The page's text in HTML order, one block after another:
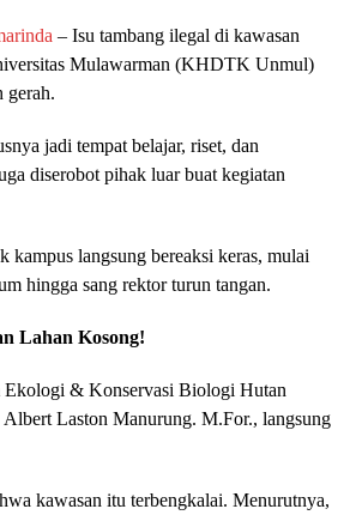
– Isu tambang ilegal di kawasan
Mulawarman (KHDTK Unmul)
gerah.
jadi tempat belajar, riset, dan
diserobot pihak luar buat kegiatan
kampus langsung bereaksi keras, mulai
hingga sang rektor turun tangan.
Lahan Kosong!
Ekologi & Konservasi Biologi Hutan
Laston Manurung. M.For., langsung
kawasan itu terbengkalai. Menurutnya,